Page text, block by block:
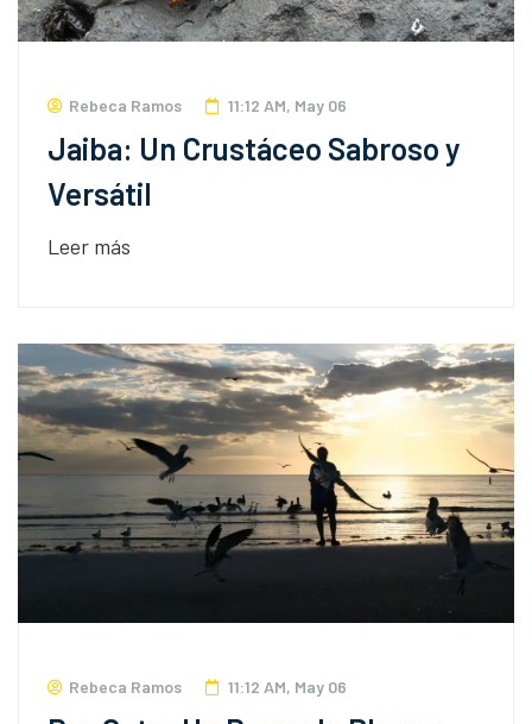
Rebeca Ramos 11:12 AM, May 06
Jaiba: Un Crustáceo Sabroso y
Versátil
Leer más
Rebeca Ramos 11:12 AM, May 06